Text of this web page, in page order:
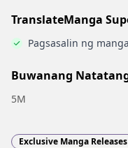
TranslateManga
Pagsasalin ng manga
Buwanang
5M
Exclusive Manga Releases